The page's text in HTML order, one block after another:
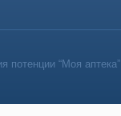
потенции “Моя